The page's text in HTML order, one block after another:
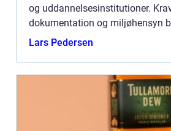
og uddannelsesinstitutioner.
dokumentation og miljøhensyn
for år, og fejl kan bå...
Lars Pedersen